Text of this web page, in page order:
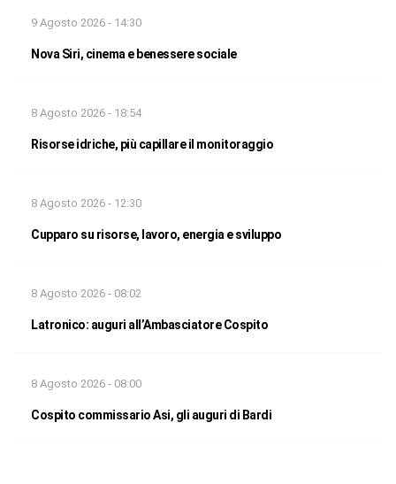
9 Agosto 2026 - 14:30
Nova Siri, cinema e benessere sociale
8 Agosto 2026 - 18:54
Risorse idriche, più capillare il monitoraggio
8 Agosto 2026 - 12:30
Cupparo su risorse, lavoro, energia e sviluppo
8 Agosto 2026 - 08:02
Latronico: auguri all’Ambasciatore Cospito
8 Agosto 2026 - 08:00
Cospito commissario Asi, gli auguri di Bardi